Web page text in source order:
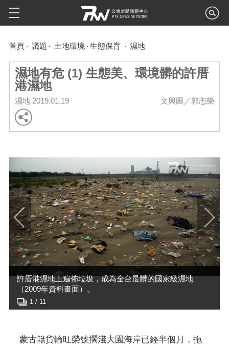
首頁 議題 土地環境 生態保育 濕地
濕地有危 (1) 生態美、環境髒的許厝
港濕地
濕地 2019.01.19 文與圖／郭志榮
許厝港濕地上遍佈垃圾，成為全台最髒的國家級濕地
（2009年資料畫面）。
1 / 11
1 10
2 10
3 10
4 10
5 10
6 10
7 10
8 10
9 10
10 10
蒙古籍貨輪旺榮號擱淺大園海岸已經半個月，拖